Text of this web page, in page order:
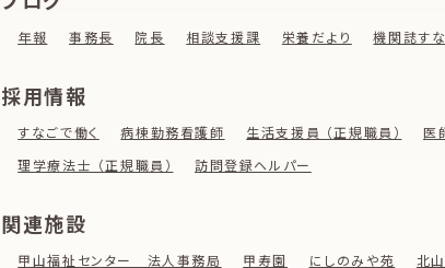
年報 事務長 院長 相談支援課 栄養だより 機関誌す
採用情報
すなごで働く 病棟勤務看護師 生活支援員 （正規職員） 医
理学療法士 （正規職員）
訪問登録ヘルパー
関連施設
甲山福祉センター 法人事務局 甲寿園 にしのみや苑 北